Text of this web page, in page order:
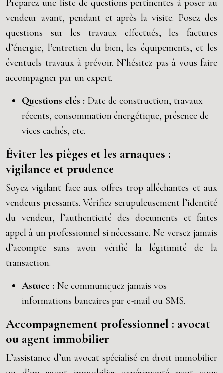
Préparez une liste de questions pertinentes à poser au
vendeur avant, pendant et après la visite. Posez des
questions sur les travaux effectués, les factures
d’énergie, l’entretien du bien, les équipements, et les
éventuels travaux à prévoir. N’hésitez pas à vous faire
accompagner par un expert.
Questions clés : Date de construction, travaux
récents, consommation énergétique, présence de
vices cachés, etc.
Éviter les pièges et les arnaques :
vigilance et prudence
Soyez vigilant face aux offres trop alléchantes et aux
vendeurs pressants. Vérifiez scrupuleusement l’identité
du vendeur, l’authenticité des documents et faites
appel à un professionnel si nécessaire. Ne versez jamais
d’acompte sans avoir vérifié la légitimité de la
transaction.
Astuce : Ne communiquez jamais vos
informations bancaires par e-mail ou SMS.
Accompagnement professionnel : avocat
ou agent immobilier
L’assistance d’un avocat spécialisé en droit immobilier